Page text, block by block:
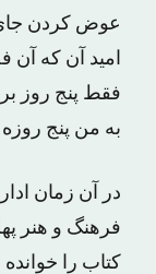
عوض کردن
امید آن که آن
فقط پنج روز
به من پنج
در آن زمان
فرهنگ و هنر
کتاب را خوانده